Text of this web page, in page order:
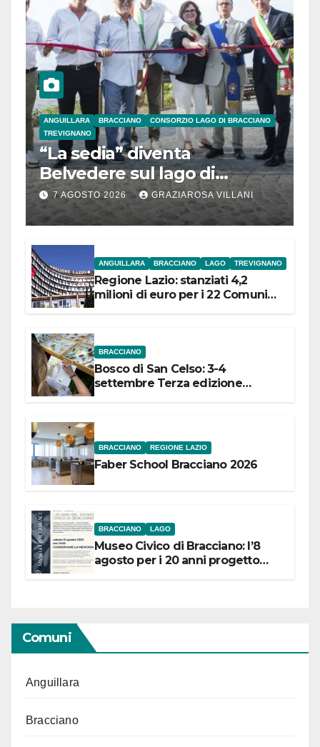
ANGUILLARA BRACCIANO
CONSORZIO LAGO DI BRACCIANO
TREVIGNANO
“La sedia” diventa
Belvedere sul lago di
Bracciano: ieri
l’inaugurazione
7 AGOSTO 2026 GRAZIAROSA VILLANI
ANGUILLARA BRACCIANO LAGO TREVIGNANO
Regione Lazio: stanziati 4,2
milioni di euro per i 22 Comuni
BRACCIANO
Bosco di San Celso: 3-4
settembre Terza edizione
BRACCIANO REGIONE LAZIO
Faber School Bracciano 2026
BRACCIANO LAGO
Museo Civico di Bracciano: l’8
agosto per i 20 anni progetto
Comuni
Anguillara
Bracciano